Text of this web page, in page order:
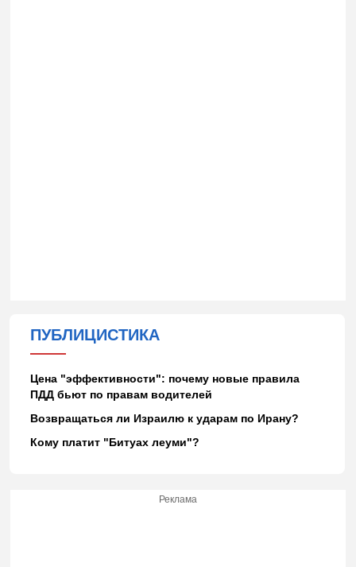
ПУБЛИЦИСТИКА
Цена "эффективности": почему новые правила
ПДД бьют по правам водителей
Возвращаться ли Израилю к ударам по Ирану?
Кому платит "Битуах леуми"?
Реклама